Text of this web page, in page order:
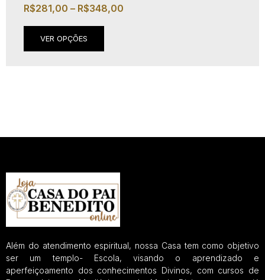
R$281,00 – R$348,00
VER OPÇÕES
Além do atendimento espiritual, nossa Casa tem como objetivo
ser um templo- Escola, visando o aprendizado e
aperfeiçoamento dos conhecimentos Divinos, com cursos de